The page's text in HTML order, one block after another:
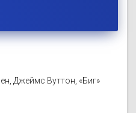
Джеймс Вуттон, «Биг»